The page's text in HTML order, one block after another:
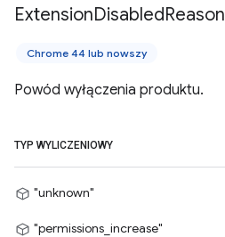
ExtensionDisabledReason
Chrome 44 lub nowszy
Powód wyłączenia produktu.
TYP WYLICZENIOWY
"unknown"
"permissions_increase"